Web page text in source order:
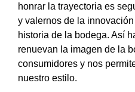
honrar la trayectoria es
y valernos de la
historia de la bodega. Así
renuevan la imagen de la
consumidores y nos
nuestro estilo.